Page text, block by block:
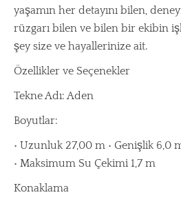
yaşamın her detayını bilen,
rüzgarı bilen ve bilen bir ekibin
şey size ve hayallerinize ait.
Özellikler ve Seçenekler
Tekne Adı: Aden
Boyutlar:
• Uzunluk 27,00 m • Genişlik 6,0
• Maksimum Su Çekimi 1,7 m
Konaklama